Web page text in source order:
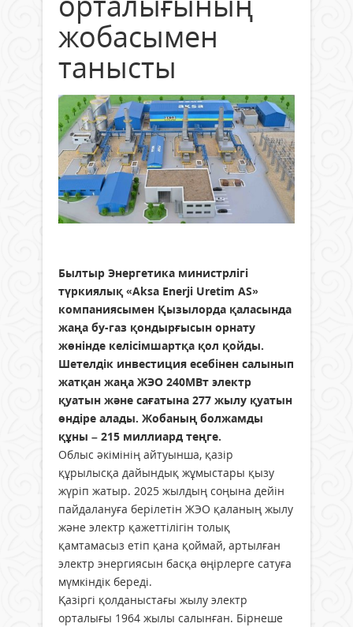
жобасымен
танысты
Былтыр Энергетика министрлігі
түркиялық «Aksa Enerji Uretim AS»
компаниясымен Қызылорда қаласында
жаңа бу-газ қондырғысын орнату
жөнінде келісімшартқа қол қойды.
Шетелдік инвестиция есебінен салынып
жатқан жаңа ЖЭО 240МВт электр
қуатын және сағатына 277 жылу қуатын
өндіре алады. Жобаның болжамды
құны – 215 миллиард теңге.
Облыс әкімінің айтуынша, қазір
құрылысқа дайындық жұмыстары қызу
жүріп жатыр. 2025 жылдың соңына дейін
пайдалануға берілетін ЖЭО қаланың жылу
және электр қажеттілігін толық
қамтамасыз етіп қана қоймай, артылған
электр энергиясын басқа өңірлерге сатуға
мүмкіндік береді.
Қазіргі қолданыстағы жылу электр
орталығы 1964 жылы салынған. Бірнеше